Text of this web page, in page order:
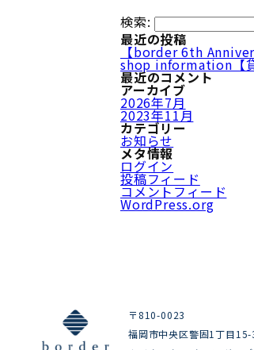
検索:
最近の投稿
【border 6th
shop information【貸
最近のコメント
アーカイブ
2026年7月
2023年11月
カテゴリー
お知らせ
メタ情報
ログイン
投稿フィード
コメントフィード
WordPress.org
〒810-0023
福岡市中央区警固1丁目15-